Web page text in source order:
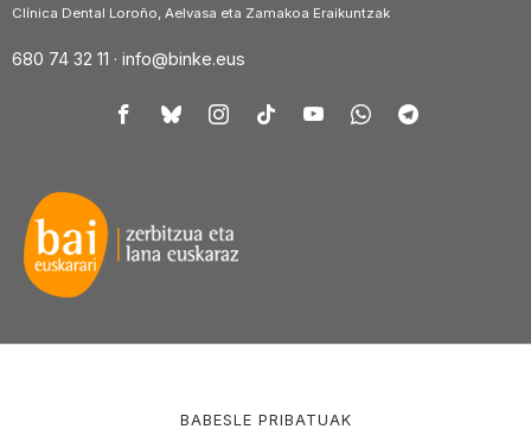
Clínica Dental Loroño, Aelvasa eta Zamakoa Eraikuntzak
680 74 32 11 · info@binke.eus
BABESLE PRIBATUAK